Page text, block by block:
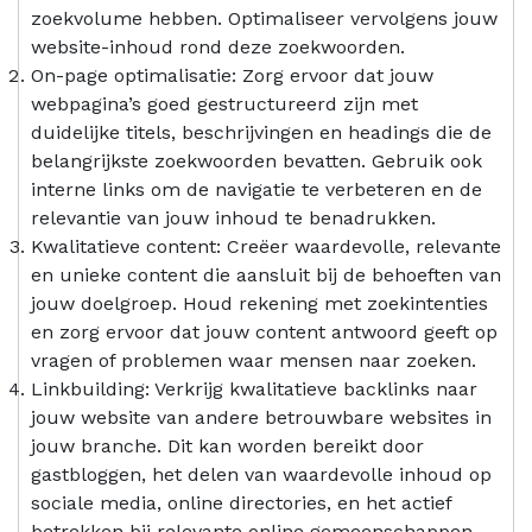
zoekvolume hebben. Optimaliseer vervolgens jouw
website-inhoud rond deze zoekwoorden.
On-page optimalisatie: Zorg ervoor dat jouw
webpagina’s goed gestructureerd zijn met
duidelijke titels, beschrijvingen en headings die de
belangrijkste zoekwoorden bevatten. Gebruik ook
interne links om de navigatie te verbeteren en de
relevantie van jouw inhoud te benadrukken.
Kwalitatieve content: Creëer waardevolle, relevante
en unieke content die aansluit bij de behoeften van
jouw doelgroep. Houd rekening met zoekintenties
en zorg ervoor dat jouw content antwoord geeft op
vragen of problemen waar mensen naar zoeken.
Linkbuilding: Verkrijg kwalitatieve backlinks naar
jouw website van andere betrouwbare websites in
jouw branche. Dit kan worden bereikt door
gastbloggen, het delen van waardevolle inhoud op
sociale media, online directories, en het actief